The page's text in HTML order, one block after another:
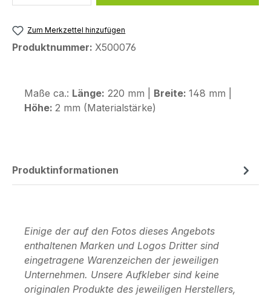
Zum Merkzettel hinzufügen
Produktnummer: X500076
Maße ca.: Länge: 220 mm | Breite: 148 mm |
Höhe: 2 mm (Materialstärke)
Produktinformationen
Einige der auf den Fotos dieses Angebots
enthaltenen Marken und Logos Dritter sind
eingetragene Warenzeichen der jeweiligen
Unternehmen. Unsere Aufkleber sind keine
originalen Produkte des jeweiligen Herstellers,